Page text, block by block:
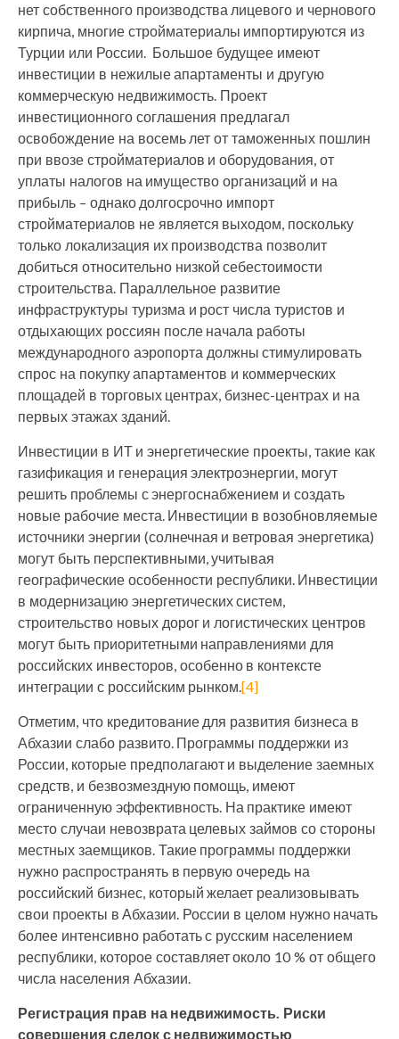
нет собственного производства лицевого и чернового
кирпича, многие стройматериалы импортируются из
Турции или России. Большое будущее имеют
инвестиции в нежилые апартаменты и другую
коммерческую недвижимость. Проект
инвестиционного соглашения предлагал
освобождение на восемь лет от таможенных пошлин
при ввозе стройматериалов и оборудования, от
уплаты налогов на имущество организаций и на
прибыль – однако долгосрочно импорт
стройматериалов не является выходом, поскольку
только локализация их производства позволит
добиться относительно низкой себестоимости
строительства. Параллельное развитие
инфраструктуры туризма и рост числа туристов и
отдыхающих россиян после начала работы
международного аэропорта должны стимулировать
спрос на покупку апартаментов и коммерческих
площадей в торговых центрах, бизнес-центрах и на
первых этажах зданий.
Инвестиции в ИТ и энергетические проекты, такие как
газификация и генерация электроэнергии, могут
решить проблемы с энергоснабжением и создать
новые рабочие места. Инвестиции в возобновляемые
источники энергии (солнечная и ветровая энергетика)
могут быть перспективными, учитывая
географические особенности республики. Инвестиции
в модернизацию энергетических систем,
строительство новых дорог и логистических центров
могут быть приоритетными направлениями для
российских инвесторов, особенно в контексте
интеграции с российским рынком.[4]
Отметим, что кредитование для развития бизнеса в
Абхазии слабо развито. Программы поддержки из
России, которые предполагают и выделение заемных
средств, и безвозмездную помощь, имеют
ограниченную эффективность. На практике имеют
место случаи невозврата целевых займов со стороны
местных заемщиков. Такие программы поддержки
нужно распространять в первую очередь на
российский бизнес, который желает реализовывать
свои проекты в Абхазии. России в целом нужно начать
более интенсивно работать с русским населением
республики, которое составляет около 10 % от общего
числа населения Абхазии.
Регистрация прав на недвижимость. Риски
совершения сделок с недвижимостью